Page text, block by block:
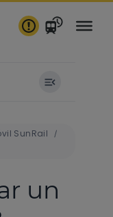
SunRail
un